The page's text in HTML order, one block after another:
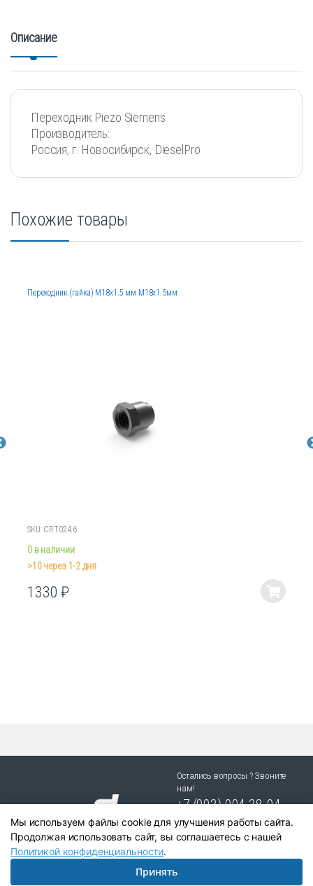
Описание
Переходник Piezo Siemens
Производитель:
Россия, г. Новосибирск, DieselPro
Похожие товары
Переходник (гайка) М18х1.5 мм М18х1.5мм
SKU: CRT024.6
0 в наличии
>10 через 1-2 дня
1330₽
Этот
товара.
Остались вопросы ? Звоните
нам!
+7 (903) 904 38-94
г. Новосибирск, ул. Степная
25/1 к.1
Мы используем файлы cookie для улучшения работы сайта.
Продолжая использовать сайт, вы соглашаетесь с нашей
Политикой конфиденциальности.
Принять
Написать в Telegram:+79039043894